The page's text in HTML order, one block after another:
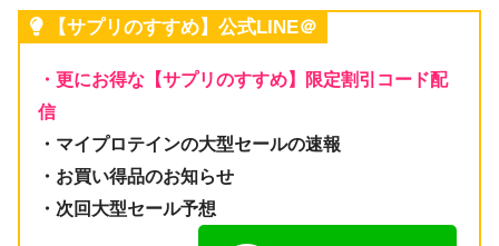
【サプリのすすめ】公式LINE＠
・更にお得な【サプリのすすめ】限定割引コード配
信
・マイプロテインの大型セールの速報
・お買い得品のお知らせ
・次回大型セール予想